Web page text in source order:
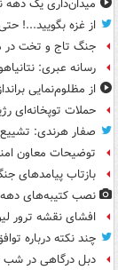
میدان‌داری یک دهه
از غزه بگویید...!
جنگ تاج و تخت در
رسانه عبری:
از مظلوم‌نمایی
حملات توپخانه‌ای
صفار هرندی:
توضیحات معاون
بازتاب پیامدهای
نصب کتیبه‌های دهه
افشای نقشه ترور
چند نکته درباره
دبل درگاهی در شب